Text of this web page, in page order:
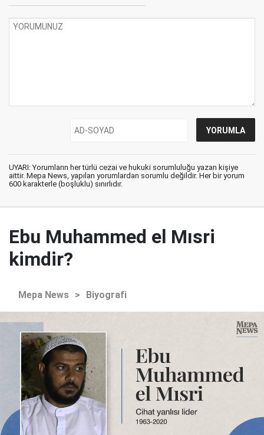
UYARI: Yorumların her türlü cezai ve hukuki sorumluluğu yazan kişiye
aittir. Mepa News, yapılan yorumlardan sorumlu değildir. Her bir yorum
600 karakterle (boşluklu) sınırlıdır.
Ebu Muhammed el Mısri
kimdir?
Mepa News > Biyografi